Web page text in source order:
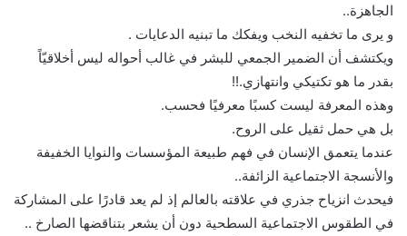
الجاهزة..
و يرى ما تخفيه النخب ويفكك ما تبنيه الدعايات .
ويكتشف أن الضمير الجمعي للبشر في غالب أحواله ليس أخلاقيّاً
بقدر ما هو تكتيكي وانتهازي.!!
وهذه المعرفة ليست كسبًا معرفيًا فحسب.
بل هي حمل ثقيل على الروح.
عندما يتعمق الإنسان في فهم طبيعة المؤسسات والنوايا الخفيفة
والأنسجة الاجتماعية الزائفة..
فيحدث انزياح جذري في علاقته بالعالم إذ لم يعد قادرًا على المشاركة
في الطقوس الاجتماعية السطحية دون أن يشعر بتناقضها الصارخ ..